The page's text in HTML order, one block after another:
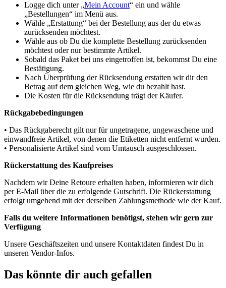
Logge dich unter „Mein Account“ ein und wähle
„Bestellungen“ im Menü aus.
Wähle „Erstattung“ bei der Bestellung aus der du etwas
zurücksenden möchtest.
Wähle aus ob Du die komplette Bestellung zurücksenden
möchtest oder nur bestimmte Artikel.
Sobald das Paket bei uns eingetroffen ist, bekommst Du eine
Bestätigung.
Nach Überprüfung der Rücksendung erstatten wir dir den
Betrag auf dem gleichen Weg, wie du bezahlt hast.
Die Kosten für die Rücksendung trägt der Käufer.
Rückgabebedingungen
• Das Rückgaberecht gilt nur für ungetragene, ungewaschene und
einwandfreie Artikel, von denen die Etiketten nicht entfernt wurden.
• Personalisierte Artikel sind vom Umtausch ausgeschlossen.
Rückerstattung des Kaufpreises
Nachdem wir Deine Retoure erhalten haben, informieren wir dich
per E-Mail über die zu erfolgende Gutschrift. Die Rückerstattung
erfolgt umgehend mit der derselben Zahlungsmethode wie der Kauf.
Falls du weitere Informationen benötigst, stehen wir gern zur
Verfügung
Unsere Geschäftszeiten und unsere Kontaktdaten findest Du in
unseren Vendor-Infos.
Das könnte dir auch gefallen